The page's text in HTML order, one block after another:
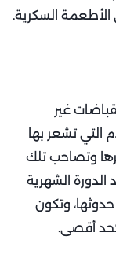
الأطعمة السكرية.
غير
التي تشعر بها
وتصاحب تلك
الدورة الشهرية
وتكون